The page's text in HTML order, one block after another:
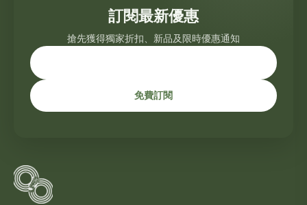
訂閱最新優惠
搶先獲得獨家折扣、新品及限時優惠通知
免費訂閱